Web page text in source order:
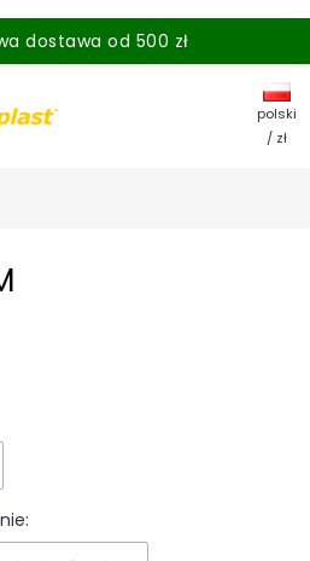
dostawa od 500 zł
polski
/ zł